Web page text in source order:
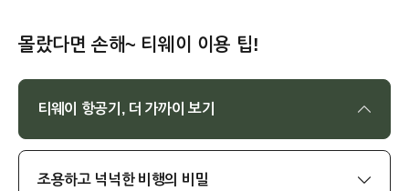
몰랐다면 손해~ 티웨이 이용 팁!
티웨이 항공기, 더 가까이 보기
조용하고 넉넉한 비행의 비밀